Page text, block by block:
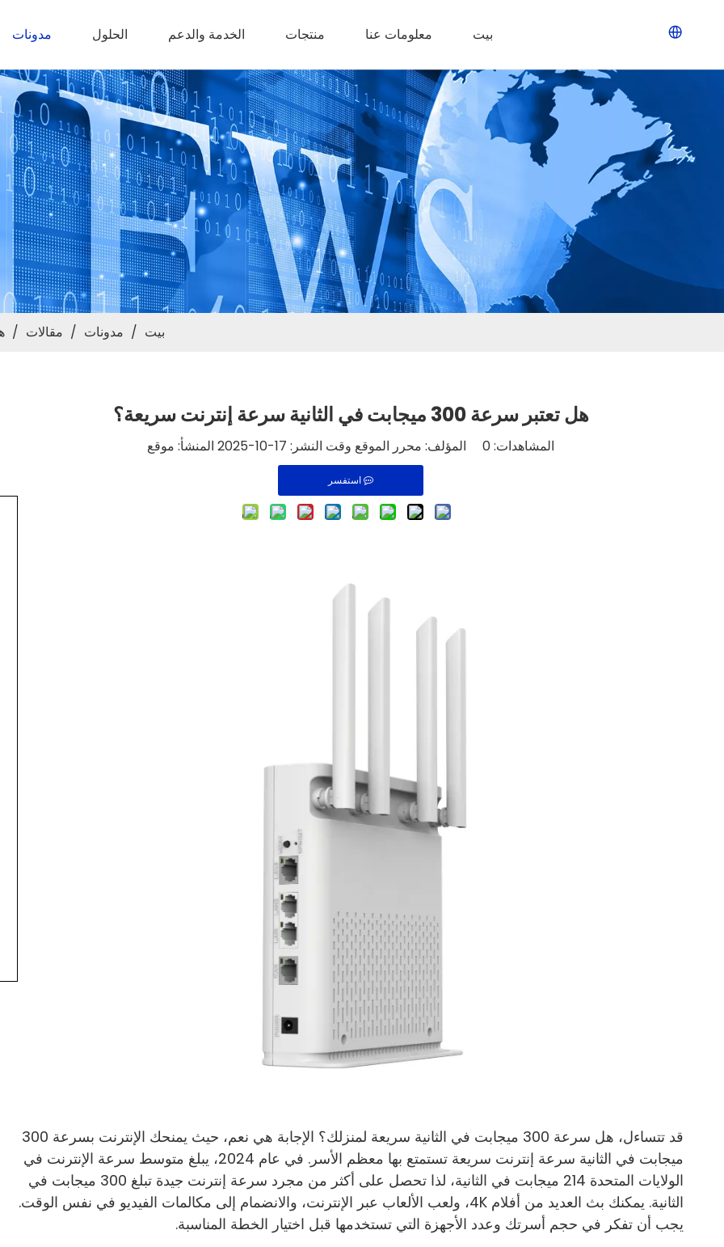
بيت معلومات عنا منتجات الخدمة والدعم الحلول مدونات
بيت / مدونات / مقالات /
هل تعتبر سرعة 300 ميجابت في الثانية سرعة إنترنت سريعة؟
المشاهدات:0 المؤلف: محرر الموقع وقت النشر: 17-10-2025 المنشأ: موقع
استفسر
قد تتساءل، هل سرعة 300 ميجابت في الثانية سريعة لمنزلك؟ الإجابة هي نعم، حيث يمنحك الإنترنت بسرعة 300
ميجابت في الثانية سرعة إنترنت سريعة تستمتع بها معظم الأسر. في عام 2024، يبلغ متوسط ​​سرعة الإنترنت في
الولايات المتحدة 214 ميجابت في الثانية، لذا تحصل على أكثر من مجرد سرعة إنترنت جيدة تبلغ 300 ميجابت في
الثانية. يمكنك بث العديد من أفلام 4K، ولعب الألعاب عبر الإنترنت، والانضمام إلى مكالمات الفيديو في نفس الوقت.
يجب أن تفكر في حجم أسرتك وعدد الأجهزة التي تستخدمها قبل اختيار الخطة المناسبة.